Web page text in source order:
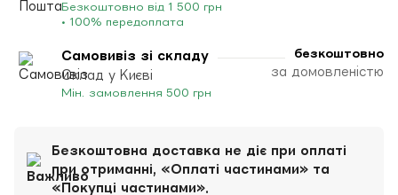
Безкоштовно від 1 500 грн
• 100% передоплата
Самовивіз зі складу
Склад у Києві
Мін. замовлення 500 грн
безкоштовно
за домовленістю
Безкоштовна доставка не діє при оплаті
при отриманні, «Оплаті частинами» та
«Покупці частинами».